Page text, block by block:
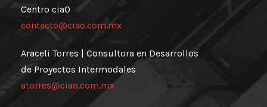
Centro ciaO
contacto@ciao.com.mx
Araceli Torres | Consultora en Desarrollos
de Proyectos Intermodales
atorres@ciao.com.mx